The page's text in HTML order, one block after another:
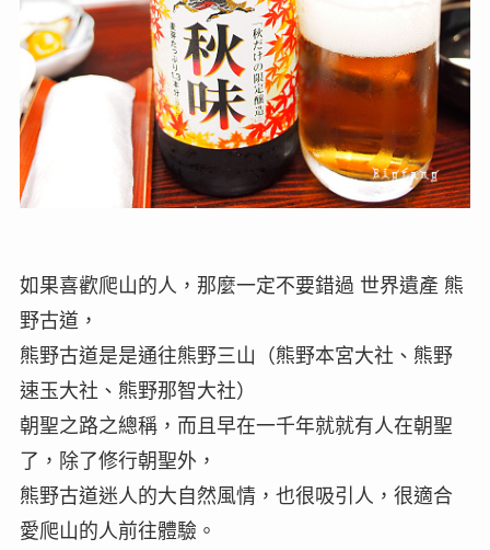
如果喜歡爬山的人，那麼一定不要錯過 世界遺產 熊
野古道，
熊野古道是是通往熊野三山（熊野本宮大社、熊野
速玉大社、熊野那智大社）
朝聖之路之總稱，而且早在一千年就就有人在朝聖
了，除了修行朝聖外，
熊野古道迷人的大自然風情，也很吸引人，很適合
愛爬山的人前往體驗。